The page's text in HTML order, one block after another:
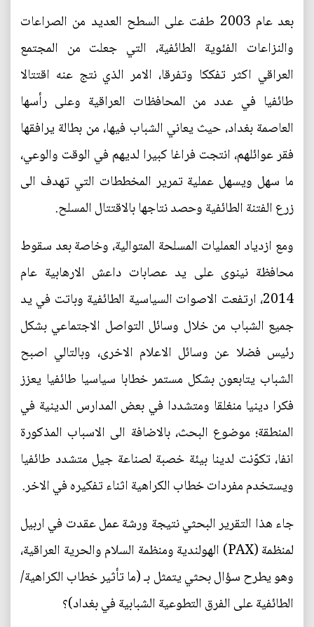
بعد عام 2003 طفت على السطح العديد من الصراعات
والنزاعات الفئوية الطائفية، التي جعلت من المجتمع
العراقي اكثر تفككا وتفرقا، الامر الذي نتج عنه اقتتالا
طائفيا في عدد من المحافظات العراقية وعلى رأسها
العاصمة بغداد، حيث يعاني الشباب فيها، من بطالة يرافقها
فقر عوائلهم، انتجت فراغا كبيرا لديهم في الوقت والوعي،
ما سهل ويسهل عملية تمرير المخططات التي تهدف الى
زرع الفتنة الطائفية وحصد نتاجها بالاقتتال المسلح.
ومع ازدياد العمليات المسلحة المتوالية، وخاصة بعد سقوط
محافظة نينوى على يد عصابات داعش الارهابية عام
2014، ارتفعت الاصوات السياسية الطائفية وباتت في يد
جميع الشباب من خلال وسائل التواصل الاجتماعي بشكل
رئيس فضلا عن وسائل الاعلام الاخرى، وبالتالي اصبح
الشباب يتابعون بشكل مستمر خطابا سياسيا طائفيا يعزز
فكرا دينيا منغلقا ومتشددا في بعض المدارس الدينية في
المنطقة؛ موضوع البحث، بالاضافة الى الاسباب المذكورة
انفا، تكوّنت لدينا بيئة خصبة لصناعة جيل متشدد طائفيا
ويستخدم مفردات خطاب الكراهية اثناء تفكيره في الاخر.
جاء هذا التقرير البحثي نتيجة ورشة عمل عقدت في اربيل
لمنظمة (PAX) الهولندية ومنظمة السلام والحرية العراقية،
وهو يطرح سؤال بحثي يتمثل بـ (ما تأثير خطاب الكراهية/
الطائفية على الفرق التطوعية الشبابية في بغداد)؟